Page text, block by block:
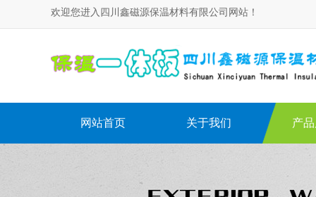
欢迎您进入四川鑫磁源保温材料有限公司网站！
网站首页 关于我们 产